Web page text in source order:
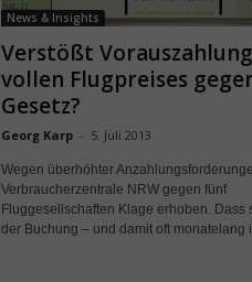
News & Insights
Verstößt Vorauszahlung
vollen Flugpreises gegen
Gesetz?
Georg Karp - 5. Juli 2013
Wegen überhöhter
Verbraucherzentrale NRW gegen fünf
Fluggesellschaften Klage erhoben. Dass
der Buchung – und damit oft monatelang